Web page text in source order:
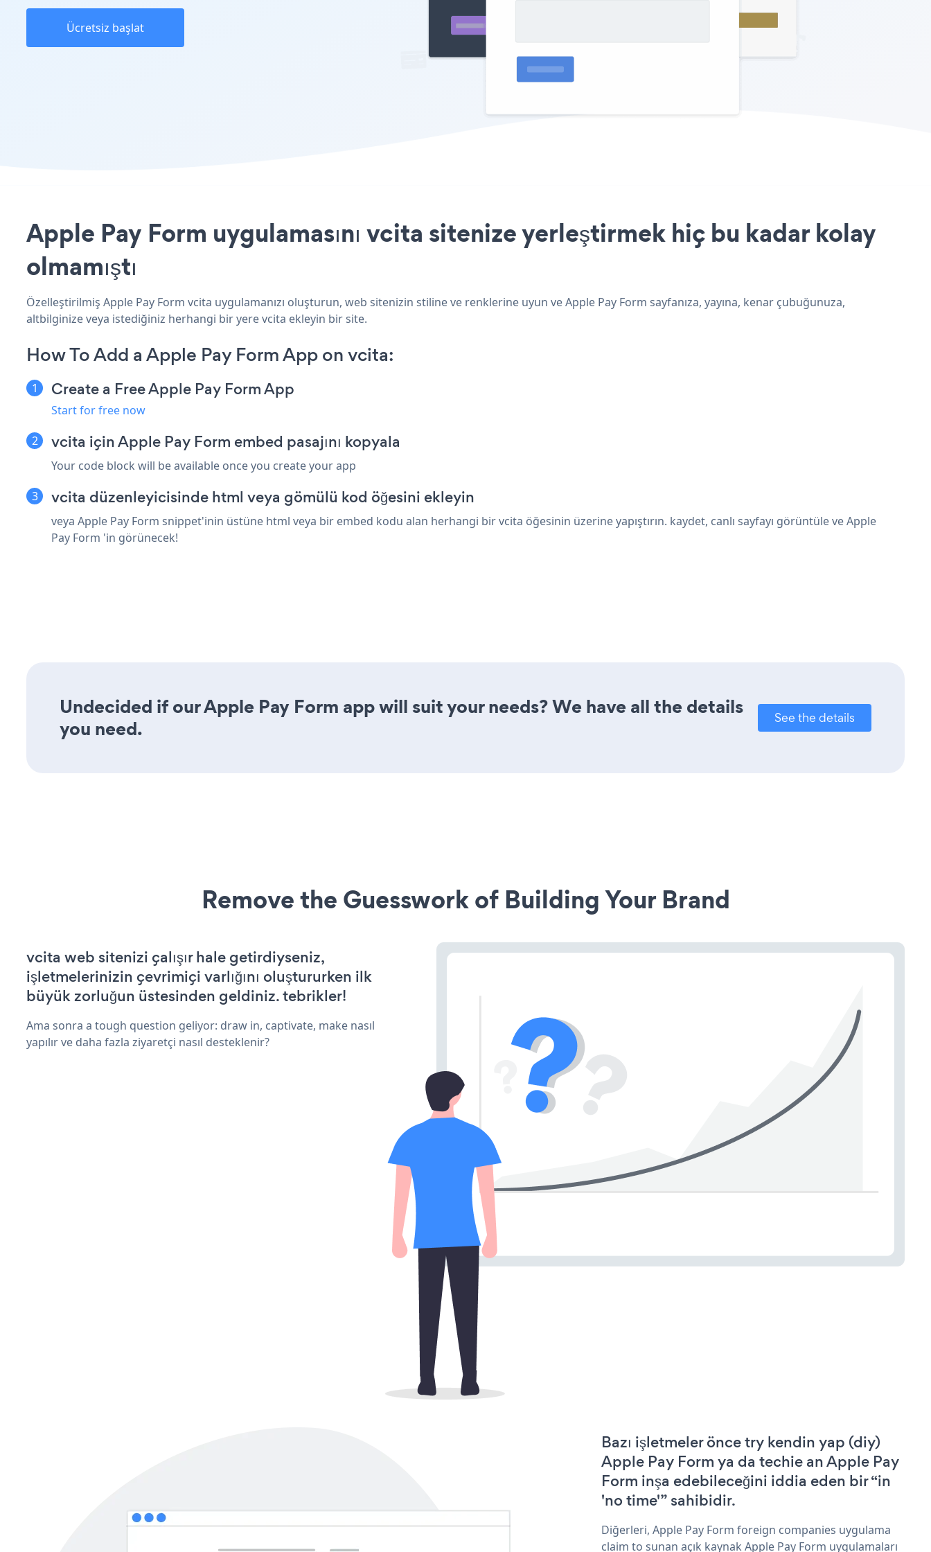
Ücretsiz başlat
Apple Pay Form uygulamasını vcita sitenize yerleştirmek hiç bu kadar kolay
olmamıştı
Özelleştirilmiş Apple Pay Form vcita uygulamanızı oluşturun, web sitenizin stiline ve renklerine uyun ve Apple Pay Form sayfanıza, yayına, kenar çubuğunuza,
altbilginize veya istediğiniz herhangi bir yere vcita ekleyin bir site.
How To Add a Apple Pay Form App on vcita:
Create a Free Apple Pay Form App
Start for free now
vcita için Apple Pay Form embed pasajını kopyala
Your code block will be available once you create your app
vcita düzenleyicisinde html veya gömülü kod öğesini ekleyin
veya Apple Pay Form snippet'inin üstüne html veya bir embed kodu alan herhangi bir vcita öğesinin üzerine yapıştırın. kaydet, canlı sayfayı görüntüle ve Apple
Pay Form 'in görünecek!
Undecided if our Apple Pay Form app will suit your needs? We have all the details
you need.
See the details
Remove the Guesswork of Building Your Brand
vcita web sitenizi çalışır hale getirdiyseniz,
işletmelerinizin çevrimiçi varlığını oluştururken ilk
büyük zorluğun üstesinden geldiniz. tebrikler!
Ama sonra a tough question geliyor: draw in, captivate, make nasıl
yapılır ve daha fazla ziyaretçi nasıl desteklenir?
Bazı işletmeler önce try kendin yap (diy)
Apple Pay Form ya da techie an Apple Pay
Form inşa edebileceğini iddia eden bir “in
'no time'” sahibidir.
Diğerleri, Apple Pay Form foreign companies uygulama
claim to sunan açık kaynak Apple Pay Form uygulamaları